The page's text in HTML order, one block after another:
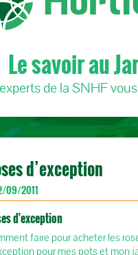
Le savoir au
de la SNHF vous
d’exception
09/2011
d'exception
faire pour acheter les
pour mes pots et mon